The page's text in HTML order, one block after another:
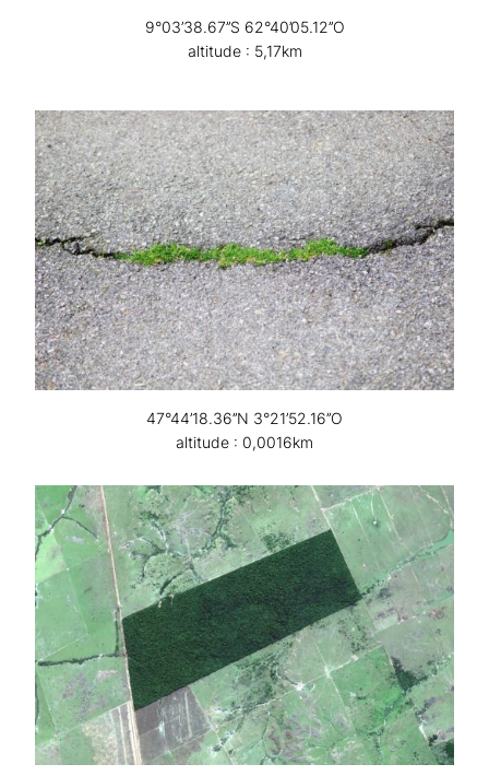
9°03’38.67’’S 62°40’05.12’’O
altitude : 5,17km
47°44’18.36’’N 3°21’52.16’’O
altitude : 0,0016km